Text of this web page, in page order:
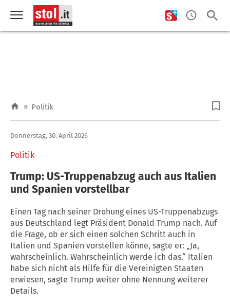
» Politik
Politik
Donnerstag, 30. April 2026
Trump: US-Truppenabzug auch aus Italien
und Spanien vorstellbar
Einen Tag nach seiner Drohung eines US-Truppenabzugs
aus Deutschland legt Präsident Donald Trump nach. Auf
die Frage, ob er sich einen solchen Schritt auch in
Italien und Spanien vorstellen könne, sagte er: „Ja,
wahrscheinlich. Wahrscheinlich werde ich das.“ Italien
habe sich nicht als Hilfe für die Vereinigten Staaten
erwiesen, sagte Trump weiter ohne Nennung weiterer
Details.